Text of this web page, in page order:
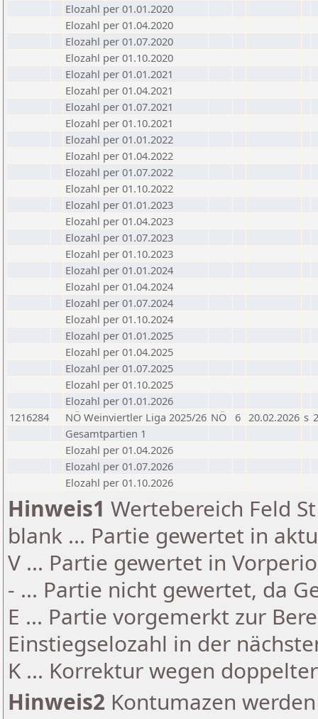
Elozahl per 01.01.2020
Elozahl per 01.04.2020
Elozahl per 01.07.2020
Elozahl per 01.10.2020
Elozahl per 01.01.2021
Elozahl per 01.04.2021
Elozahl per 01.07.2021
Elozahl per 01.10.2021
Elozahl per 01.01.2022
Elozahl per 01.04.2022
Elozahl per 01.07.2022
Elozahl per 01.10.2022
Elozahl per 01.01.2023
Elozahl per 01.04.2023
Elozahl per 01.07.2023
Elozahl per 01.10.2023
Elozahl per 01.01.2024
Elozahl per 01.04.2024
Elozahl per 01.07.2024
Elozahl per 01.10.2024
Elozahl per 01.01.2025
Elozahl per 01.04.2025
Elozahl per 01.07.2025
Elozahl per 01.10.2025
Elozahl per 01.01.2026
1216284
NÖ Weinviertler Liga 2025/26 NÖ 6 20.02.2026 s
Gesamtpartien 1
Elozahl per 01.04.2026
Elozahl per 01.07.2026
Elozahl per 01.10.2026
Hinweis1 Wertebereich Feld
blank ... Partie gewertet in
V ... Partie gewertet in
- ... Partie nicht gewertet, da
E ... Partie vorgemerkt zur
Einstiegselozahl in der
K ... Korrektur wegen
Hinweis2 Kontumazen